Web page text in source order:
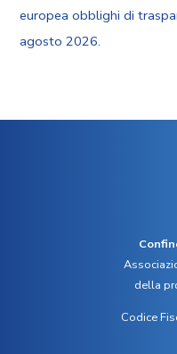
europea obblighi di
agosto 2026.
della
Codice